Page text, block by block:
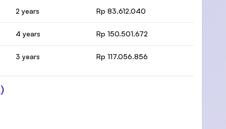
2 years Rp 83.612.040
4 years Rp 150.501.672
3 years Rp 117.056.856